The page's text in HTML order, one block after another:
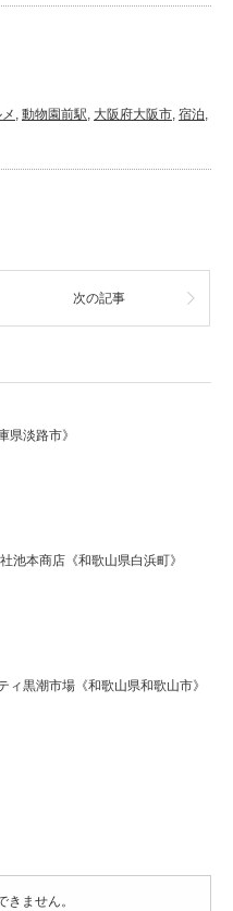
, 動物園前駅, 大阪府大阪市, 宿泊,
次の記事
県淡路市》
池本商店《和歌山県白浜町》
ィ黒潮市場《和歌山県和歌山市》
きません。